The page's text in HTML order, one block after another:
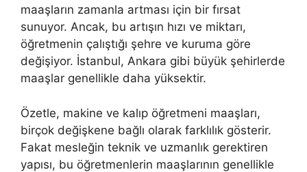
maaşların zamanla artması için bir fırsat
sunuyor. Ancak, bu artışın hızı ve miktarı,
öğretmenin çalıştığı şehre ve kuruma göre
değişiyor. İstanbul, Ankara gibi büyük şehirlerde
maaşlar genellikle daha yüksektir.
Özetle, makine ve kalıp öğretmeni maaşları,
birçok değişkene bağlı olarak farklılık gösterir.
Fakat mesleğin teknik ve uzmanlık gerektiren
yapısı, bu öğretmenlerin maaşlarının genellikle